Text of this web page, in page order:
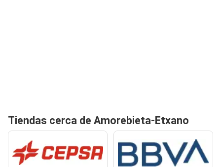
Tiendas cerca de Amorebieta-Etxano